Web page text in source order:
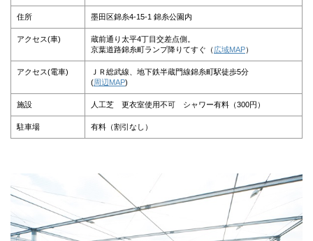
住所 墨田区錦糸4-15-1 錦糸公園内
アクセス(車)
蔵前通り太平4丁目交差点側。
京葉道路錦糸町ランプ降りてすぐ（広域MAP）
アクセス(電車)
ＪＲ総武線、地下鉄半蔵門線錦糸町駅徒歩5分
(周辺MAP)
施設 人工芝 更衣室使用不可 シャワー有料（300円）
駐車場 有料（割引なし）